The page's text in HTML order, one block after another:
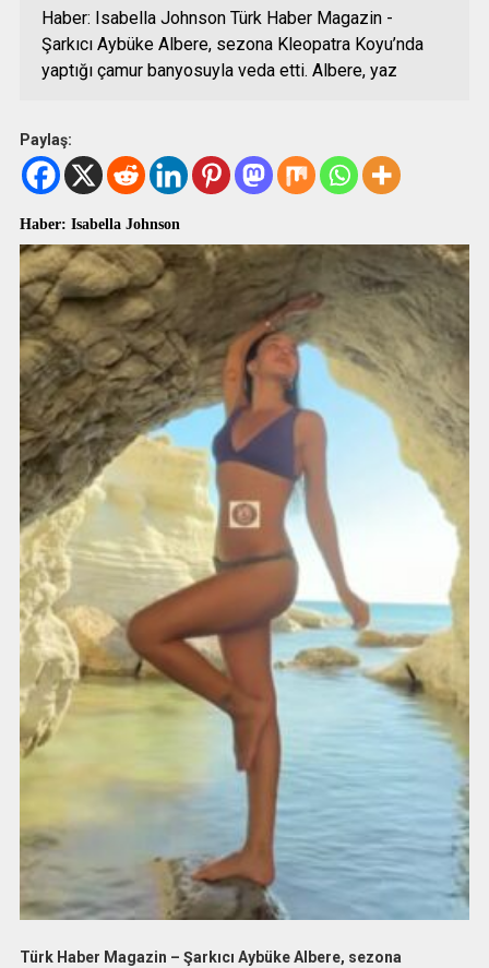
Haber: Isabella Johnson Türk Haber Magazin -
Şarkıcı Aybüke Albere, sezona Kleopatra Koyu’nda
yaptığı çamur banyosuyla veda etti. Albere, yaz
Paylaş:
Haber: Isabella Johnson
Türk Haber Magazin – Şarkıcı Aybüke Albere, sezona